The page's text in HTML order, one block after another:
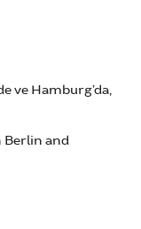
ve Hamburg’da,
Berlin and